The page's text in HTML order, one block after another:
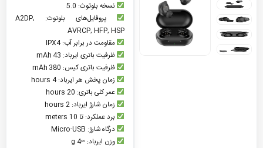
نسخه بلوتوث: 5.0
پروفایل‌های بلوتوث: A2DP,
AVRCP, HFP, HSP
مقاومت در برابر آب: IPX4
ظرفیت باتری ایرباد: 43 mAh
ظرفیت باتری کیس: 380 mAh
زمان پخش هر ایرباد: 4 hours
عمر کلی باتری: 20 hours
زمان شارژ ایرباد: 2 hours
برد عملکرد: تا 10 meters
درگاه شارژ: Micro‑USB
وزن ایرباد: ≈4 g